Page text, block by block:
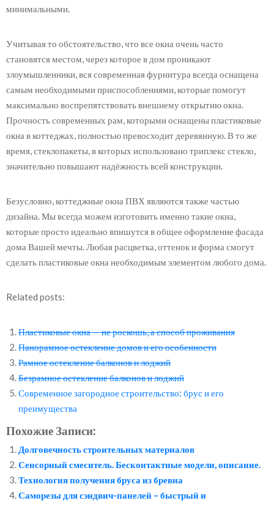
минимальными.
Учитывая то обстоятельство, что все окна очень часто
становятся местом, через которое в дом проникают
злоумышленники, вся современная фурнитура всегда оснащена
самым необходимыми приспособлениями, которые помогут
максимально воспрепятствовать внешнему открытию окна.
Прочность современных рам, которыми оснащены пластиковые
окна в коттеджах, полностью превосходит деревянную. В то же
время, стеклопакеты, в которых использовано триплекс стекло,
значительно повышают надёжность всей конструкции.
Безусловно, коттеджные окна ПВХ являются также частью
дизайна. Мы всегда можем изготовить именно такие окна,
которые просто идеально впишутся в общее оформление фасада
дома Вашей мечты. Любая расцветка, оттенок и форма смогут
сделать пластиковые окна необходимым элементом любого дома.
Related posts:
Пластиковые окна — не роскошь, а способ проживания
Панорамное остекление домов и его особенности
Рамное остекление балконов и лоджий
Безрамное остекление балконов и лоджий
Современное загородное строительство: брус и его
преимущества
Похожие Записи:
Долговечность строительных материалов
Сенсорный смеситель. Бесконтактные модели, описание.
Технология получения бруса из бревна
Саморезы для сэндвич-панелей – быстрый и